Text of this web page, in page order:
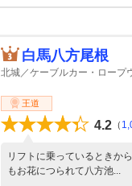
白馬八方尾根
北城／ケーブルカー・ロープ
王道
4.2 （
リフトに乗っているときか
もお花につられて八方池...